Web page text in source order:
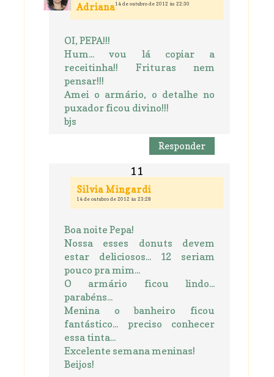
Adriana14 de outubro de 2012 às 22:30
OI, PEPA!!!
Hum... vou lá copiar a
receitinha!! Frituras nem
pensar!!!
Amei o armário, o detalhe no
puxador ficou divino!!!
bjs
Responder
Silvia Mingardi
14 de outubro de 2012 às 23:28
Boa noite Pepa!
Nossa esses donuts devem
estar deliciosos... 12 seriam
pouco pra mim...
O armário ficou lindo...
parabéns...
Menina o banheiro ficou
fantástico... preciso conhecer
essa tinta...
Excelente semana meninas!
Beijos!